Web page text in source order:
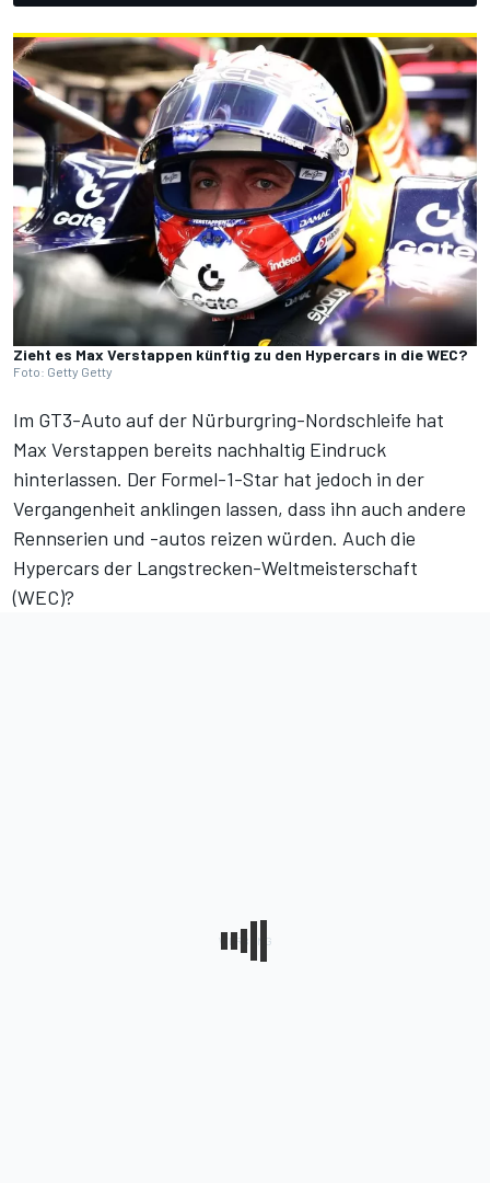
Zieht es Max Verstappen künftig zu den Hypercars in die WEC?
Foto: Getty Getty
Im GT3-Auto auf der Nürburgring-Nordschleife hat
Max Verstappen bereits nachhaltig Eindruck
hinterlassen. Der Formel-1-Star hat jedoch in der
Vergangenheit anklingen lassen, dass ihn auch andere
Rennserien und -autos reizen würden. Auch die
Hypercars der Langstrecken-Weltmeisterschaft
(WEC)?